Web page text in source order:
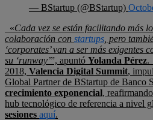
— BStartup (@BStartup)
«Cada vez se están facilitando más
colaboración con startups , pero
‘corporates’ van a ser más exigentes
su ‘runway’”, apuntó Yolanda Pérez.
2018, Valencia Digital Summit,
Global Partner de BStartup de Banco
crecimiento exponencial,
hub tecnológico de referencia a nivel
sesiones aquí.